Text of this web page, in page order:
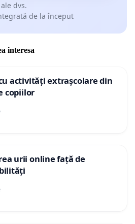
dvs.
de la început
interesa
activități extrașcolare din
copiilor
urii online față de